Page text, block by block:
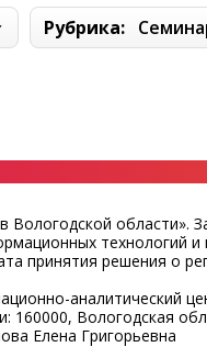
Рубрика:
Вологодской области».
технологий
принятия решения о
аналитический
160000, Вологодская
Елена Григорьевна